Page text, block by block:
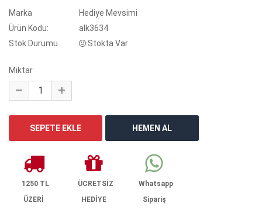
Marka
Hediye Mevsimi
Ürün Kodu:
alk3634
Stok Durumu
Stokta Var
Miktar
1250 TL
ÜZERİ
ÜCRETSİZ
HEDİYE
Whatsapp
Sipariş